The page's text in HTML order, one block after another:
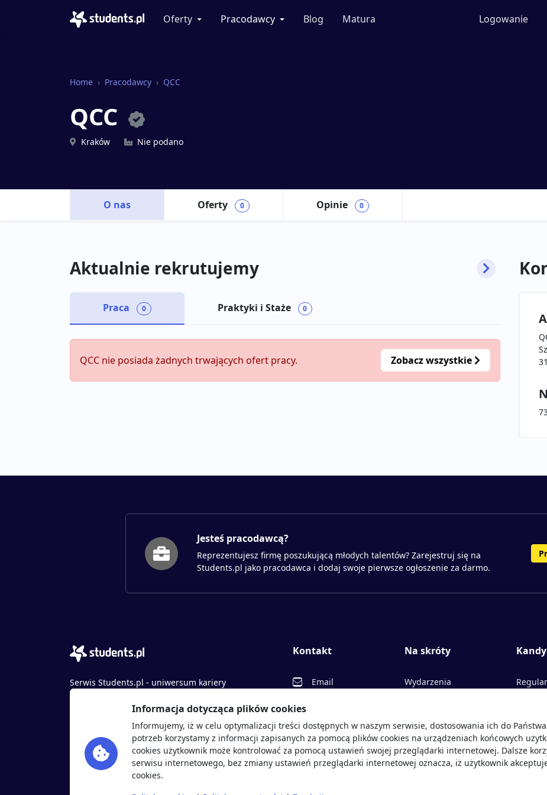
Oferty Pracodawcy Blog Matura Logowanie
Home Pracodawcy QCC
QCC
Kraków Nie podano
O nas Oferty 0 Opinie 0
Aktualnie rekrutujemy
Praca 0 Praktyki i Staże 0
QCC nie posiada żadnych trwających ofert pracy. Zobacz wszystkie
Jesteś pracodawcą?
Reprezentujesz firmę poszukującą młodych talentów? Zarejestruj się na
Students.pl jako pracodawca i dodaj swoje pierwsze ogłoszenie za darmo.
Serwis Students.pl - uniwersum kariery
© 2026 - Wszelkie prawa zastrzeżone
ul. Sybiraków 54, 37-700 Przemyśl
+48 518 637 436
NIP: 9452235137
Kontakt
Email
Twitter
LinkedIn
Na skróty
Wydarzenia
Rekrutujemy sprawdź
Polityka cookies
Polityka prywatności
Opinie
Blog
Informacja dotycząca plików cookies
Informujemy, iż w celu optymalizacji treści dostępnych w naszym serwisie, dostosowania ich do
potrzeb korzystamy z informacji zapisanych za pomocą plików cookies na urządzeniach końcowych
cookies użytkownik może kontrolować za pomocą ustawień swojej przeglądarki internetowej. Dalsze
serwisu internetowego, bez zmiany ustawień przeglądarki internetowej oznacza, iż użytkownik
cookies.